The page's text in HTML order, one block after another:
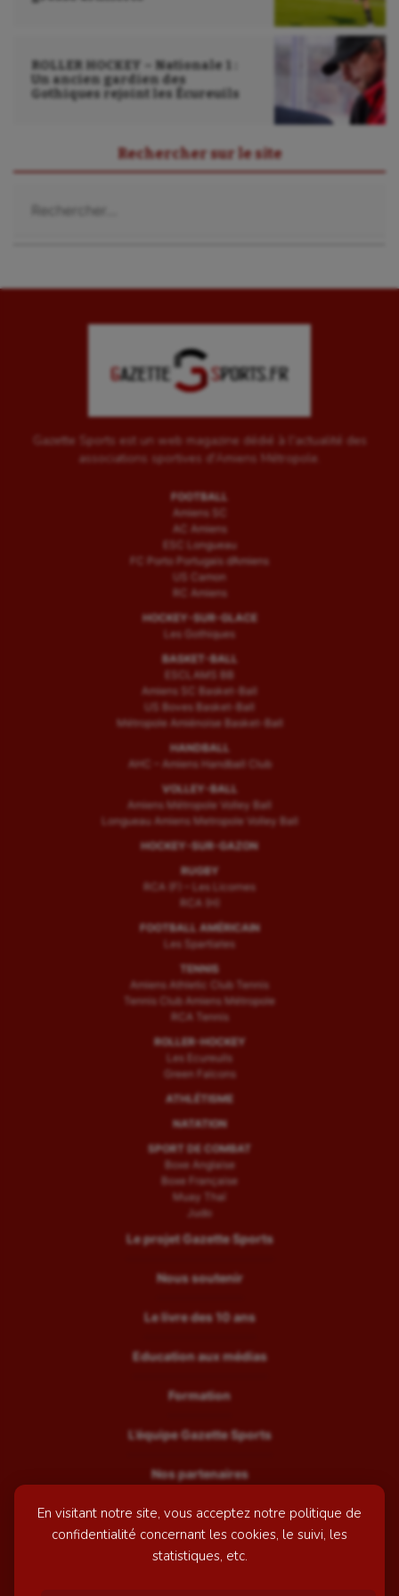
En visitant notre site, vous acceptez notre politique de
confidentialité concernant les cookies, le suivi, les
statistiques, etc.
UNSS
Voile
Water-polo
ROLLER HOCKEY – Nationale 1 :
Un ancien gardien des
Gothiques rejoint les Écureuils
Rechercher sur le site
Gazette Sports est un web magazine dédié à l'actualité des
associations sportives d'Amiens Métropole.
FOOTBALL
Amiens SC
AC Amiens
ESC Longueau
FC Porto Portugais d’Amiens
US Camon
RC Amiens
HOCKEY-SUR-GLACE
Les Gothiques
BASKET-BALL
ESCLAMS BB
Amiens SC Basket-Ball
US Boves Basket-Ball
Métropole Amiénoise Basket-Ball
HANDBALL
AHC – Amiens Handball Club
VOLLEY-BALL
Amiens Métropole Volley Ball
Longueau Amiens Metropole Volley Ball
HOCKEY-SUR-GAZON
RUGBY
RCA (F) – Les Licornes
RCA (H)
FOOTBALL AMÉRICAIN
Les Spartiates
TENNIS
Amiens Athletic Club Tennis
Tennis Club Amiens Métropole
RCA Tennis
ROLLER-HOCKEY
Les Ecureuils
Green Falcons
ATHLÉTISME
NATATION
SPORT DE COMBAT
Boxe Anglaise
Boxe Française
Muay Thaï
Judo
Le projet Gazette Sports
Nous soutenir
Le livre des 10 ans
Education aux médias
Formation
L’équipe Gazette Sports
Nos partenaires
Recrutement
Mentions légales